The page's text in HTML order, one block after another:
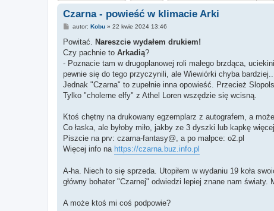
Czarna - powieść w klimacie Arki
P
s
autor: Kobu» 22 kwie 2024 13:46
Powitać. Nareszcie wydałem drukiem!
Czy pachnie to Arkadią?
- Poznacie tam w drugoplanowej roli małego brzdąca,
pewnie się do tego przyczynili, ale Wiewiórki chyba
Jednak "Czarna" to zupełnie inna opowieść. Przecież
Tylko "cholerne elfy" z Athel Loren wszędzie się wcisną.
Ktoś chętny na drukowany egzemplarz z autografem, a
Co łaska, ale byłoby miło, jakby ze 3 dyszki lub kapkę więcej
Piszcie na prv: czarna-fantasy@, a po małpce: o2.pl
Więcej info na https://czarna.buz.info.pl
A-ha. Niech to się sprzeda. Utopiłem w wydaniu 19 koła
główny bohater "Czarnej" odwiedzi lepiej znane nam
A może ktoś mi coś podpowie?